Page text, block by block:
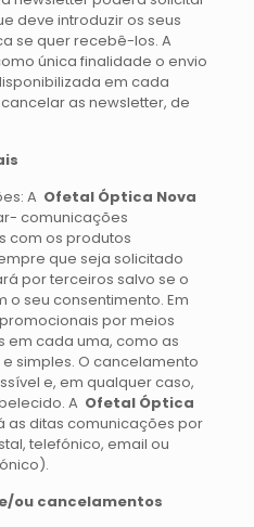
deve introduzir os seus
se quer recebê-los. A
única finalidade o envio
em cada
as newsletter, de
A Ofetal Óptica Nova
comunicações
com os produtos
que seja solicitado
por terceiros salvo se o
seu consentimento. Em
por meios
em cada uma, como as
simples. O cancelamento
e, em qualquer caso,
A Ofetal Óptica
as ditas comunicações por
telefónico, email ou
ou cancelamentos